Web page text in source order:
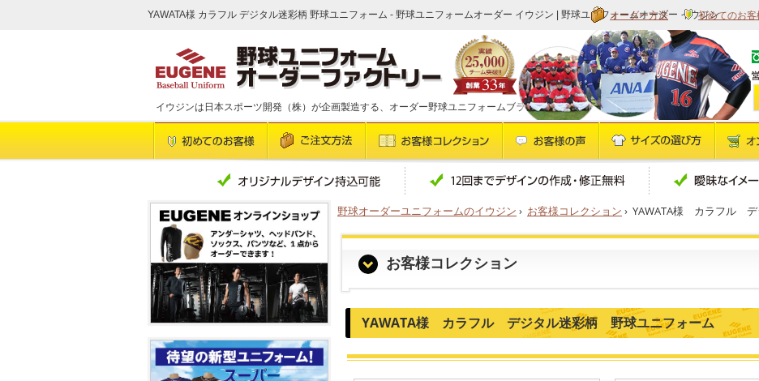
YAWATA様 カラフル デジタル迷彩柄 野球ユニフォーム - 野球ユニフォームオーダー イウジン | 野球ユニフォームオーダー イウジン初めてのお客
オーダー方法
イウジンは日本スポーツ開発（株）が企画製造する、オーダー野球ユニフォームブランドです
野球オーダーユニフォームのイウジン › お客様コレクション › YAWATA様 カラフル
お客様コレクション
YAWATA様 カラフル デジタル迷彩柄 野球ユニフォーム